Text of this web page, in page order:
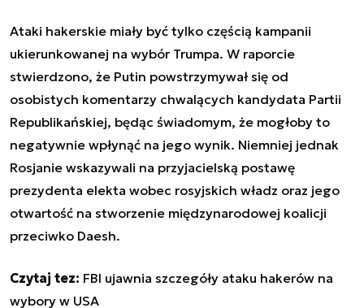
Ataki hakerskie miały być tylko częścią kampanii
ukierunkowanej na wybór Trumpa. W raporcie
stwierdzono, że Putin powstrzymywał się od
osobistych komentarzy chwalących kandydata Partii
Republikańskiej, będąc świadomym, że mogłoby to
negatywnie wpłynąć na jego wynik. Niemniej jednak
Rosjanie wskazywali na przyjacielską postawę
prezydenta elekta wobec rosyjskich władz oraz jego
otwartość na stworzenie międzynarodowej koalicji
przeciwko Daesh.
Czytaj tez: FBI ujawnia szczegóły ataku hakerów na
wybory w USA